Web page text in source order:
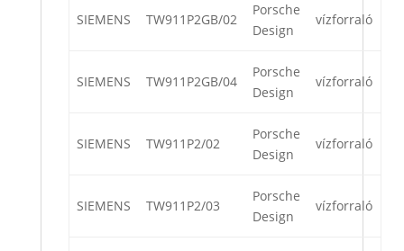
SIEMENS TW911P2GB/02
Porsche
Design
vízforraló
SIEMENS TW911P2GB/04
Porsche
Design
vízforraló
SIEMENS TW911P2/02
Porsche
Design
vízforraló
SIEMENS TW911P2/03
Porsche
Design
vízforraló